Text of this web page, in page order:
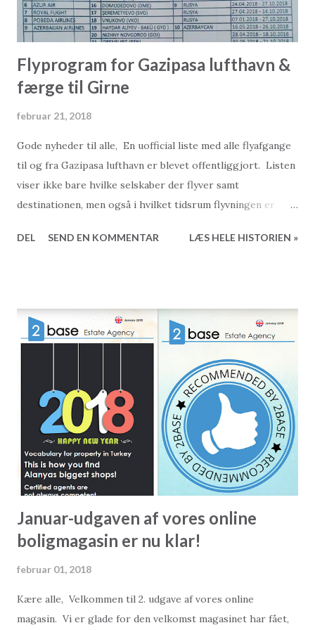
Flyprogram for Gazipasa lufthavn &
færge til Girne
februar 21, 2018
Gode nyheder til alle, En uofficial liste med alle flyafgange
til og fra Gazipasa lufthavn er blevet offentliggjort. Listen
viser ikke bare hvilke selskaber der flyver samt
destinationen, men også i hvilket tidsrum flyvningen er
flyvninger er charterflyvninger, og ikke kan bookes
I år vil det ligeledes være muligt at tage færgen fra Alanya
til Girne på Nord Cypern. Turen tager omkring 3 timer, og
en returbillet koster omkring 350 TL. Dette kommer til at
være en rigtig god mulighed for en lille weekend get-away
tur fra Alanya. Læs mere om færgen ved at klikke her
(Famtours facebookside). Læs mere om Girne ved at klikke
her (Lonely Planet).
DEL SEND EN KOMMENTAR LÆS HELE HISTORIEN »
Januar-udgaven af vores online
boligmagasin er nu klar!
februar 01, 2018
Kære alle, Velkommen til 2. udgave af vores online
magasin. Vi er glade for den velkomst magasinet har fået,